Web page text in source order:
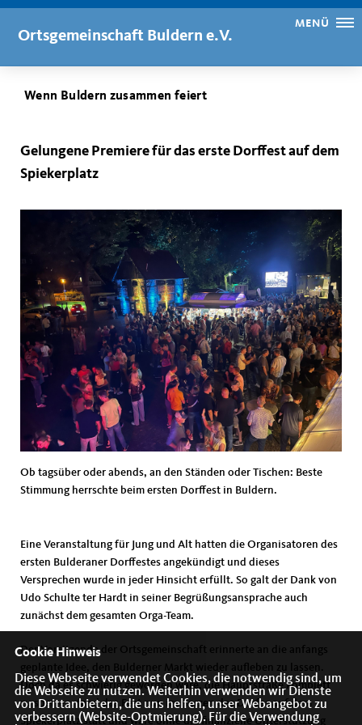
Ortsgemeinschaft Buldern e.V.
MENÜ
Wenn Buldern zusammen feiert
Gelungene Premiere für das erste Dorffest auf dem
Spiekerplatz
Ob tagsüber oder abends, an den Ständen oder Tischen: Beste
Stimmung herrschte beim ersten Dorffest in Buldern.
Eine Veranstaltung für Jung und Alt hatten die Organisatoren des
ersten Bulderaner Dorffestes angekündigt und dieses
Versprechen wurde in jeder Hinsicht erfüllt. So galt der Dank von
Udo Schulte ter Hardt in seiner Begrüßungsansprache auch
zunächst dem gesamten Orga-Team.
Der Vorsitzende der Ortsgemeinschaft erinnerte an die anfangs
geplante Idee, den Bulderner Markt wieder aufleben zu lassen.
Doch da es schwierig geworden wäre, die Hauptstraße komplett
zu sperren, fand das Fest nun im Herzen des Dorfes auf dem
Spiekerplatz statt und wäre ohne die finanzielle Unterstützung
Cookie Hinweis
Diese Webseite verwendet Cookies, die notwendig sind, um
die Webseite zu nutzen. Weiterhin verwenden wir Dienste
von Drittanbietern, die uns helfen, unser Webangebot zu
verbessern (Website-Optmierung). Für die Verwendung